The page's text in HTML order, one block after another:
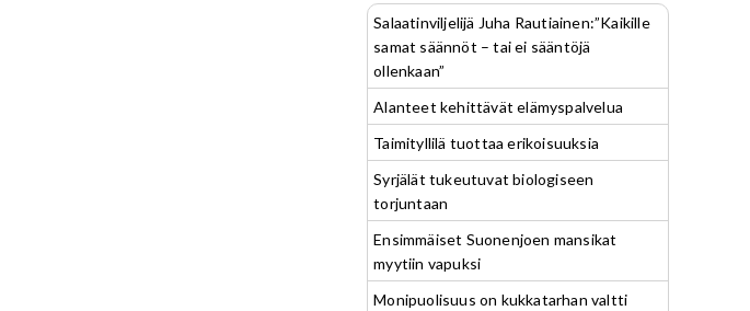
Salaatinviljelijä Juha Rautiainen:”Kaikille
samat säännöt – tai ei sääntöjä
ollenkaan”
Alanteet kehittävät elämyspalvelua
Taimityllilä tuottaa erikoisuuksia
Syrjälät tukeutuvat biologiseen
torjuntaan
Ensimmäiset Suonenjoen mansikat
myytiin vapuksi
Monipuolisuus on kukkatarhan valtti